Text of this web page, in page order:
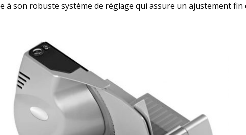
à son robuste système de réglage qui assure un ajustement fin